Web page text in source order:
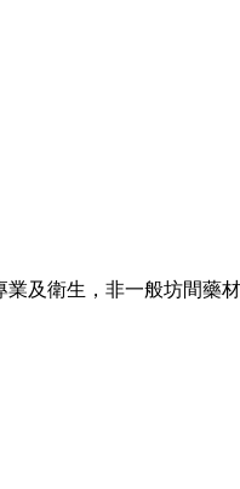
及衛生，非一般坊間藥